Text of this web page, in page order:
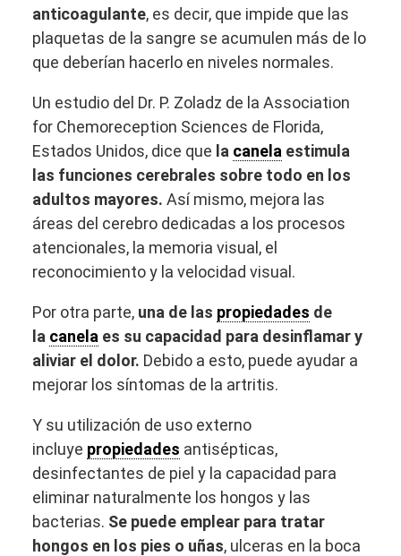
anticoagulante, es decir, que impide que las
plaquetas de la sangre se acumulen más de lo
que deberían hacerlo en niveles normales.
Un estudio del Dr. P. Zoladz de la Association
for Chemoreception Sciences de Florida,
Estados Unidos, dice que la canela estimula
las funciones cerebrales sobre todo en los
adultos mayores. Así mismo, mejora las
áreas del cerebro dedicadas a los procesos
atencionales, la memoria visual, el
reconocimiento y la velocidad visual.
Por otra parte, una de las propiedades de
la canela es su capacidad para desinflamar y
aliviar el dolor. Debido a esto, puede ayudar a
mejorar los síntomas de la artritis.
Y su utilización de uso externo
incluye propiedades antisépticas,
desinfectantes de piel y la capacidad para
eliminar naturalmente los hongos y las
bacterias. Se puede emplear para tratar
hongos en los pies o uñas, ulceras en la boca